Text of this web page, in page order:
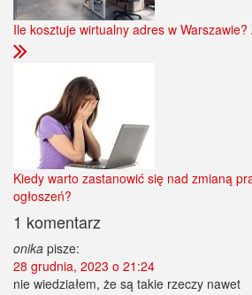
Ile kosztuje wirtualny adres w
Kiedy warto zastanowić się nad zmianą
ogłoszeń?
1 komentarz
onika pisze:
28 grudnia, 2023 o 21:24
nie wiedziałem, że są takie rzeczy nawet